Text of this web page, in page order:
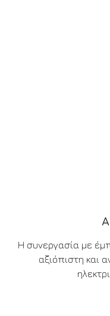
Η συνεργασία με
αξιόπιστη και